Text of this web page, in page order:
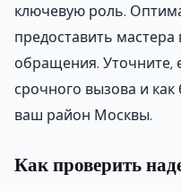
ключевую роль.
предоставить
обращения. Уточните,
срочного вызова и
ваш район Москвы.
Как проверить